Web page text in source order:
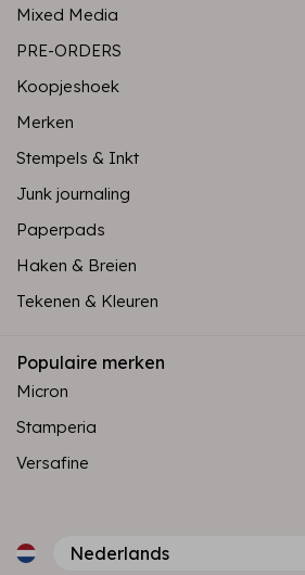
Mixed Media
PRE-ORDERS
Koopjeshoek
Merken
Stempels & Inkt
Junk journaling
Paperpads
Haken & Breien
Tekenen & Kleuren
Populaire merken
Micron
Stamperia
Versafine